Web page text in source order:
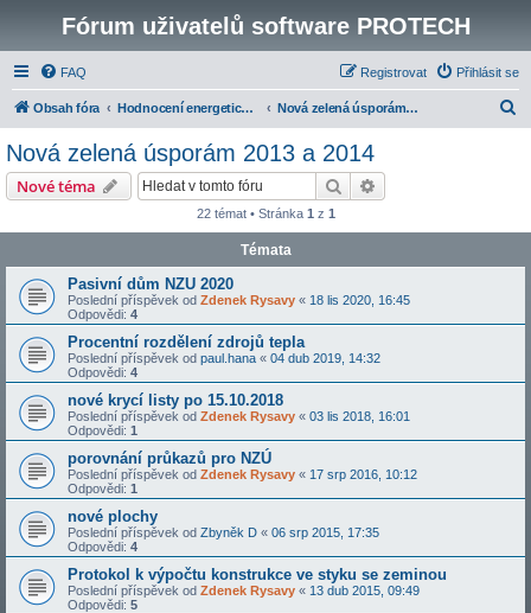
Fórum uživatelů software PROTECH
FAQ Přihlásit se
Registrovat
Obsah fóra Hodnocení energetické náročnosti budov Nová zelená úsporám 2013 a 2014
Nová zelená úsporám 2013 a 2014
Nové téma Hledat
22 témat • Stránka 1 z 1
Témata
Pasivní dům NZU 2020
Poslední příspěvek od Zdenek Rysavy « 18 lis 2020, 16:45
Odpovědi: 4
Procentní rozdělení zdrojů tepla
Poslední příspěvek od paul.hana « 04 dub 2019, 14:32
Odpovědi: 4
nové krycí listy po 15.10.2018
Poslední příspěvek od Zdenek Rysavy « 03 lis 2018, 16:01
Odpovědi: 1
porovnání průkazů pro NZÚ
Poslední příspěvek od Zdenek Rysavy « 17 srp 2016, 10:12
Odpovědi: 1
nové plochy
Poslední příspěvek od Zbyněk D « 06 srp 2015, 17:35
Odpovědi: 4
Protokol k výpočtu konstrukce ve styku se zeminou
Poslední příspěvek od Zdenek Rysavy « 13 dub 2015, 09:49
Odpovědi: 5